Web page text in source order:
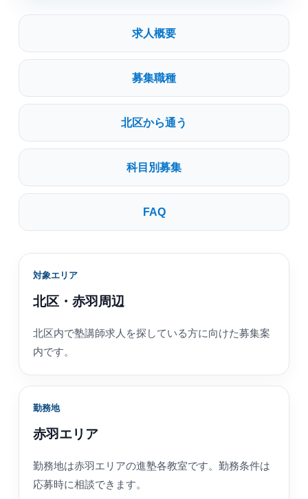
求人概要
募集職種
北区から通う
科目別募集
FAQ
対象エリア
北区・赤羽周辺
北区内で塾講師求人を探している方に向けた募集案
内です。
勤務地
赤羽エリア
勤務地は赤羽エリアの進塾各教室です。勤務条件は
応募時に相談できます。